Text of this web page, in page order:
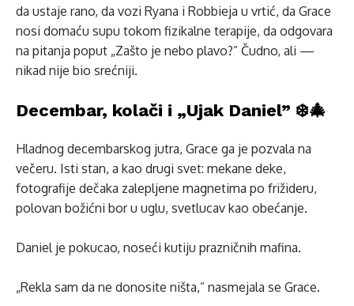
da ustaje rano, da vozi Ryana i Robbieja u vrtić, da Grace
nosi domaću supu tokom fizikalne terapije, da odgovara
na pitanja poput „Zašto je nebo plavo?” Čudno, ali —
nikad nije bio srećniji.
Decembar, kolači i „Ujak Daniel” ❄️🎄
Hladnog decembarskog jutra, Grace ga je pozvala na
večeru. Isti stan, a kao drugi svet: mekane deke,
fotografije dečaka zalepljene magnetima po frižideru,
polovan božićni bor u uglu, svetlucav kao obećanje.
Daniel je pokucao, noseći kutiju prazničnih mafina.
„Rekla sam da ne donosite ništa,” nasmejala se Grace.